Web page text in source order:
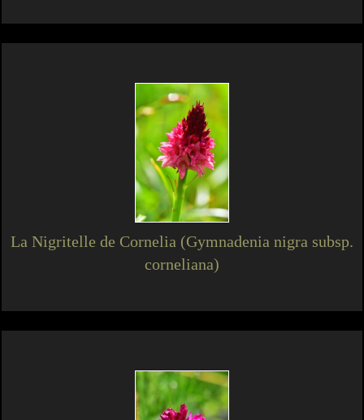
La Nigritelle de Cornelia (Gymnadenia nigra subsp.
corneliana)